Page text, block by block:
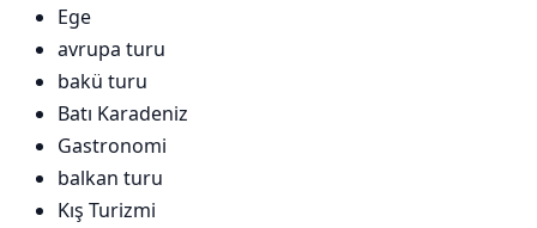
Ege
avrupa turu
bakü turu
Batı Karadeniz
Gastronomi
balkan turu
Kış Turizmi